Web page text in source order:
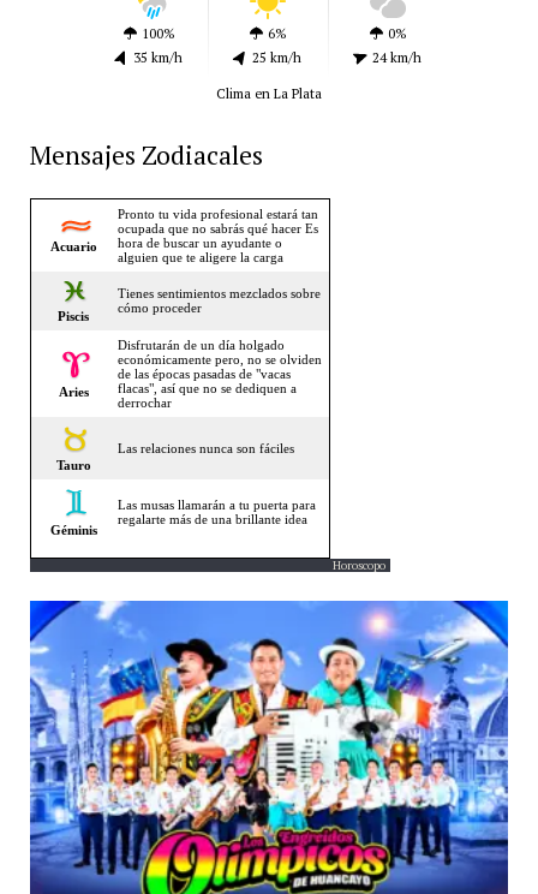
100%
35 km/h
6%
25 km/h
0%
24 km/h
Clima en La Plata
Mensajes Zodiacales
Horoscopo